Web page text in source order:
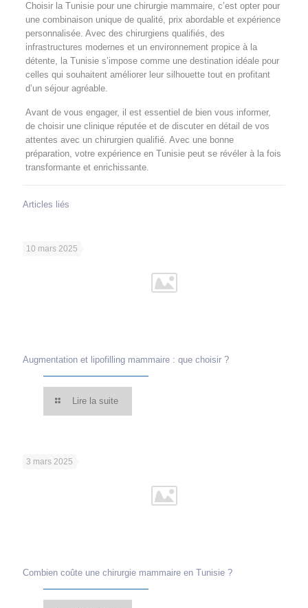
Choisir la Tunisie pour une chirurgie mammaire, c’est opter pour
une combinaison unique de qualité, prix abordable et expérience
personnalisée. Avec des chirurgiens qualifiés, des
infrastructures modernes et un environnement propice à la
détente, la Tunisie s’impose comme une destination idéale pour
celles qui souhaitent améliorer leur silhouette tout en profitant
d’un séjour agréable.
Avant de vous engager, il est essentiel de bien vous informer,
de choisir une clinique réputée et de discuter en détail de vos
attentes avec un chirurgien qualifié. Avec une bonne
préparation, votre expérience en Tunisie peut se révéler à la fois
transformante et enrichissante.
Articles liés
10 mars 2025
Augmentation et lipofilling mammaire : que choisir ?
Lire la suite
3 mars 2025
Combien coûte une chirurgie mammaire en Tunisie ?